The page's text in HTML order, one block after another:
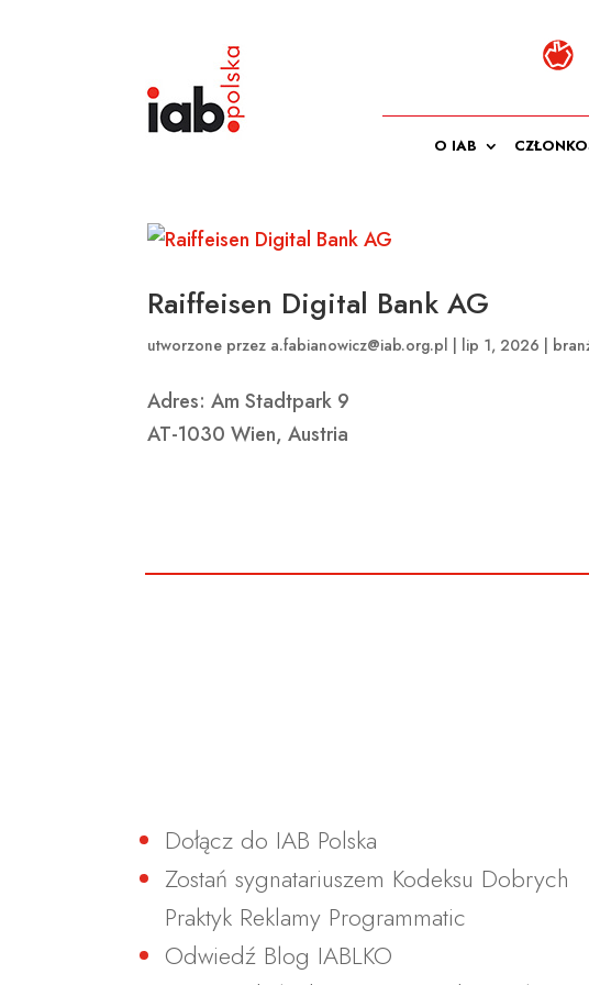
O IAB
Raiffeisen Digital Bank AG
utworzone przez a.fabianowicz@iab.org.pl lip 1, 2026
Adres: Am Stadtpark 9
AT-1030 Wien, Austria
Dołącz do IAB Polska
Zostań sygnatariuszem Kodeksu Dobrych
Praktyk Reklamy Programmatic
Odwiedź Blog IABLKO